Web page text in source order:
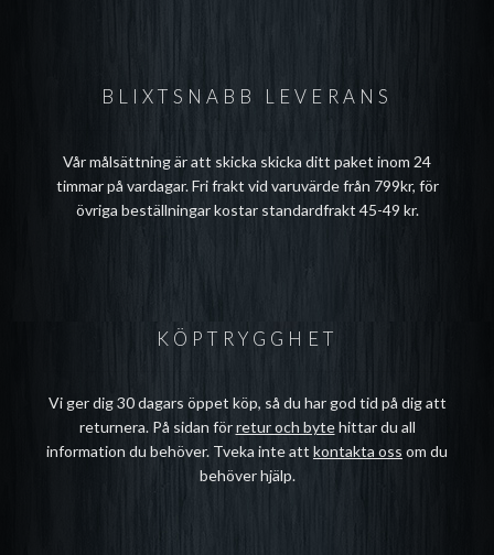
BLIXTSNABB LEVERANS
Vår målsättning är att skicka skicka ditt paket inom 24
timmar på vardagar. Fri frakt vid varuvärde från 799kr, för
övriga beställningar kostar standardfrakt 45-49 kr.
KÖPTRYGGHET
Vi ger dig 30 dagars öppet köp, så du har god tid på dig att
returnera. På sidan förretur och bytehittar du all
information du behöver. Tveka inte att kontakta oss om du
behöver hjälp.